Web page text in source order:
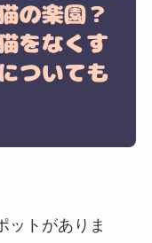
ットがありま